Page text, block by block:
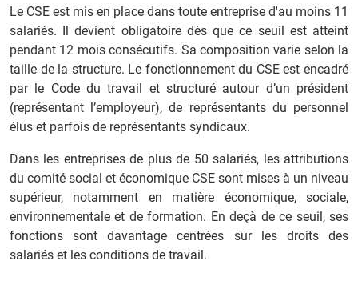
Le CSE est mis en place dans toute entreprise d'au moins 11
salariés. Il devient obligatoire dès que ce seuil est atteint
pendant 12 mois consécutifs. Sa composition varie selon la
taille de la structure. Le fonctionnement du CSE est encadré
par le Code du travail et structuré autour d’un président
(représentant l’employeur), de représentants du personnel
élus et parfois de représentants syndicaux.
Dans les entreprises de plus de 50 salariés, les attributions
du comité social et économique CSE sont mises à un niveau
supérieur, notamment en matière économique, sociale,
environnementale et de formation. En deçà de ce seuil, ses
fonctions sont davantage centrées sur les droits des
salariés et les conditions de travail.